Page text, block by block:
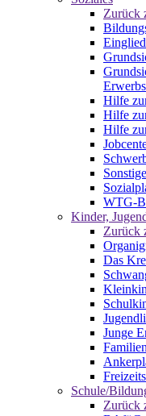
Zurück
Hilfe
Hilfe
Hilfe
WTG-
Kinder,
Zurück
Das
Junge
Schule/
Zurück